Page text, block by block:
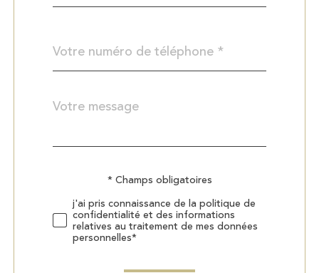
*
Fieldset
défaut
Message
*
Validation* Champs obligatoires
j'ai pris connaissance de la politique de
confidentialité et des informations
relatives au traitement de mes données
personnelles*